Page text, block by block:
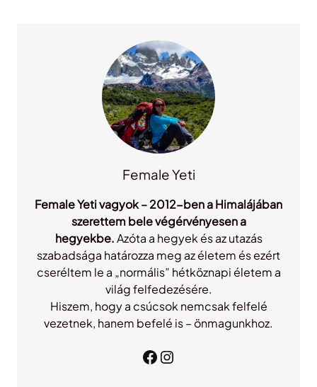
Female Yeti
Female Yeti vagyok – 2012-ben a Himalájában
szerettem bele végérvényesen a
hegyekbe.Azóta a hegyek és az utazás
szabadsága határozza meg az életem és ezért
cseréltem le a „normális” hétköznapi életem a
világ felfedezésére.
Hiszem, hogy a csúcsok nemcsak felfelé
vezetnek, hanem befelé is – önmagunkhoz.
Facebook Instagram